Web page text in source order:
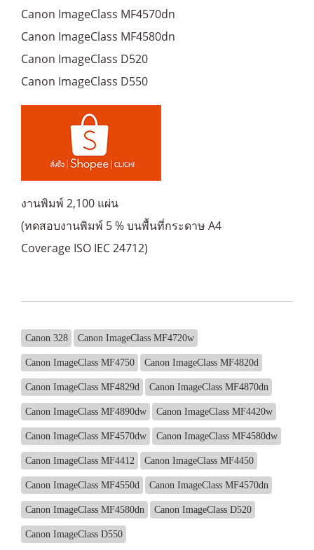
Canon ImageClass MF4570dn
Canon ImageClass MF4580dn
Canon ImageClass D520
Canon ImageClass D550
งานพิมพ์ 2,100 แผ่น
(ทดสอบงานพิมพ์ 5 % บนพื้นที่กระดาษ A4
Coverage ISO IEC 24712)
Canon 328 Canon ImageClass MF4720w
Canon ImageClass MF4750 Canon ImageClass MF4820d
Canon ImageClass MF4829d Canon ImageClass MF4870dn
Canon ImageClass MF4890dw Canon ImageClass MF4420w
Canon ImageClass MF4570dw Canon ImageClass MF4580dw
Canon ImageClass MF4412 Canon ImageClass MF4450
Canon ImageClass MF4550d Canon ImageClass MF4570dn
Canon ImageClass MF4580dn Canon ImageClass D520
Canon ImageClass D550